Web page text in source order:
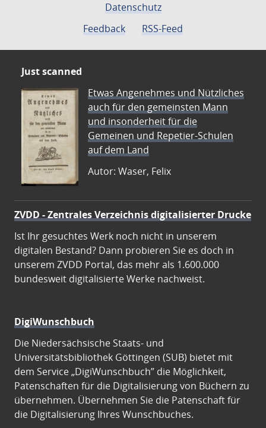
Datenschutz
Feedback
RSS-Feed
Just scanned
Etwas Angenehmes und Nützliches
auch für den gemeinsten Mann
und insonderheit für die
Gemeinen und Repetier-Schulen
auf dem Land
Autor: Waser, Felix
ZVDD - Zentrales Verzeichnis digitalisierter Drucke
Ist Ihr gesuchtes Werk noch nicht in unserem
digitalen Bestand? Dann probieren Sie es doch in
unserem ZVDD Portal, das mehr als 1.600.000
bundesweit digitalisierte Werke nachweist.
DigiWunschbuch
Die Niedersächsische Staats- und
Universitätsbibliothek Göttingen (SUB) bietet mit
dem Service „DigiWunschbuch” die Möglichkeit,
Patenschaften für die Digitalisierung von Büchern zu
übernehmen. Übernehmen Sie die Patenschaft für
die Digitalisierung Ihres Wunschbuches.